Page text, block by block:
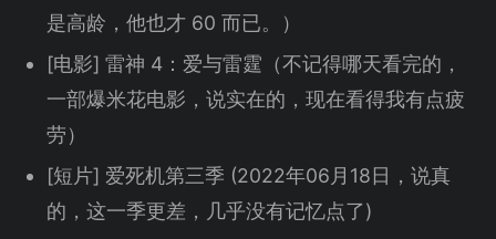
是高龄，他也才 60 而已。）
[电影] 雷神 4：爱与雷霆（不记得哪天看完的，
一部爆米花电影，说实在的，现在看得我有点疲
劳）
[短片] 爱死机第三季 (2022年06月18日，说真
的，这一季更差，几乎没有记忆点了)